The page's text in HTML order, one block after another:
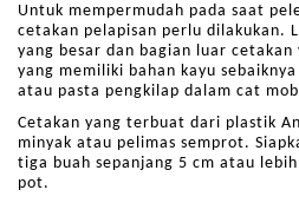
Untuk mempermudah pada saat
cetakan pelapisan perlu dilakukan.
yang besar dan bagian luar
yang memiliki bahan kayu
atau pasta pengkilap dalam cat
Cetakan yang terbuat dari plastik
minyak atau pelimas semprot.
tiga buah sepanjang 5 cm atau
pot.